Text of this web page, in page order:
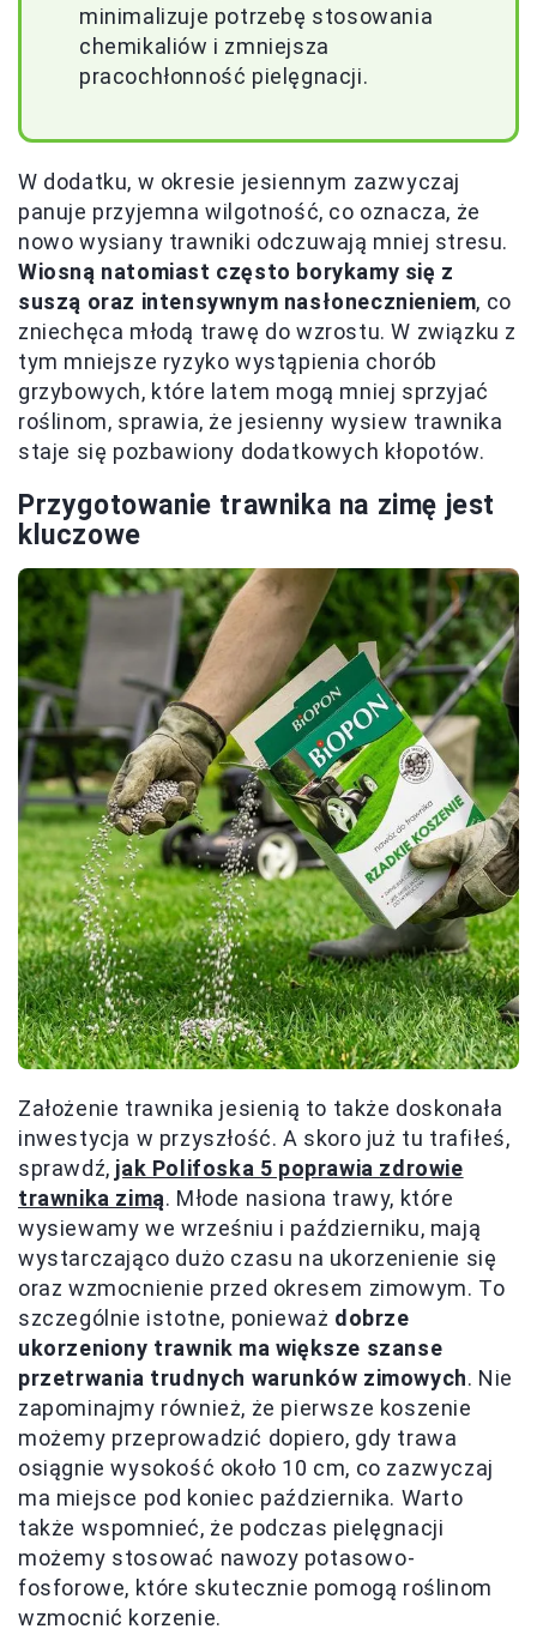
minimalizuje potrzebę stosowania
chemikaliów i zmniejsza
pracochłonność pielęgnacji.
W dodatku, w okresie jesiennym zazwyczaj
panuje przyjemna wilgotność, co oznacza, że
nowo wysiany trawniki odczuwają mniej stresu.
Wiosną natomiast często borykamy się z
suszą oraz intensywnym nasłonecznieniem, co
zniechęca młodą trawę do wzrostu. W związku z
tym mniejsze ryzyko wystąpienia chorób
grzybowych, które latem mogą mniej sprzyjać
roślinom, sprawia, że jesienny wysiew trawnika
staje się pozbawiony dodatkowych kłopotów.
Przygotowanie trawnika na zimę jest
kluczowe
Założenie trawnika jesienią to także doskonała
inwestycja w przyszłość. A skoro już tu trafiłeś,
sprawdź, jak Polifoska 5 poprawia zdrowie
trawnika zimą. Młode nasiona trawy, które
wysiewamy we wrześniu i październiku, mają
wystarczająco dużo czasu na ukorzenienie się
oraz wzmocnienie przed okresem zimowym. To
szczególnie istotne, ponieważ dobrze
ukorzeniony trawnik ma większe szanse
przetrwania trudnych warunków zimowych. Nie
zapominajmy również, że pierwsze koszenie
możemy przeprowadzić dopiero, gdy trawa
osiągnie wysokość około 10 cm, co zazwyczaj
ma miejsce pod koniec października. Warto
także wspomnieć, że podczas pielęgnacji
możemy stosować nawozy potasowo-
fosforowe, które skutecznie pomogą roślinom
wzmocnić korzenie.